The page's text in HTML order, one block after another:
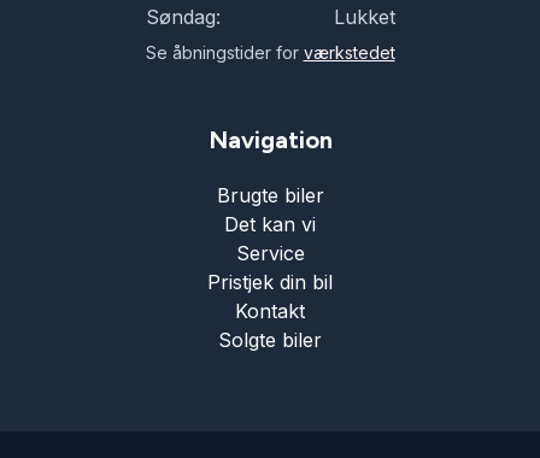
Søndag:
Lukket
Se åbningstider for værkstedet
Navigation
Brugte biler
Det kan vi
Service
Pristjek din bil
Kontakt
Solgte biler